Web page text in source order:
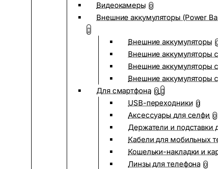
Видеокамеры 0
Внешние аккумуляторы (Power
Внешние аккумуляторы
Внешние аккумуляторы
Внешние аккумуляторы
Внешние аккумуляторы
Для смартфона 0
USB-переходники 0
Аксессуары для селфи 0
Держатели и подставки
Кабели для мобильных
Кошельки-накладки и
Линзы для телефона 0